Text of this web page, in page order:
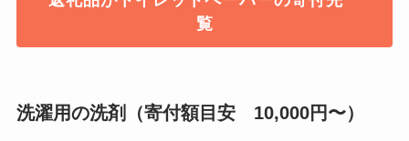
覧
洗濯用の洗剤（寄付額目安 10,000円〜）